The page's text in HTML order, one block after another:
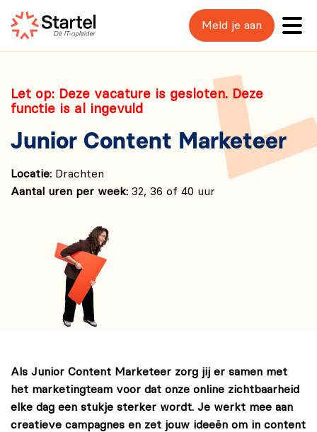
Meld je aan
Let op: Deze vacature is gesloten. Deze
functie is al ingevuld
Junior Content Marketeer
Locatie: Drachten
Aantal uren per week: 32, 36 of 40 uur
Als Junior Content Marketeer zorg jij er samen met
het marketingteam voor dat onze online zichtbaarheid
elke dag een stukje sterker wordt. Je werkt mee aan
creatieve campagnes en zet jouw ideeën om in content